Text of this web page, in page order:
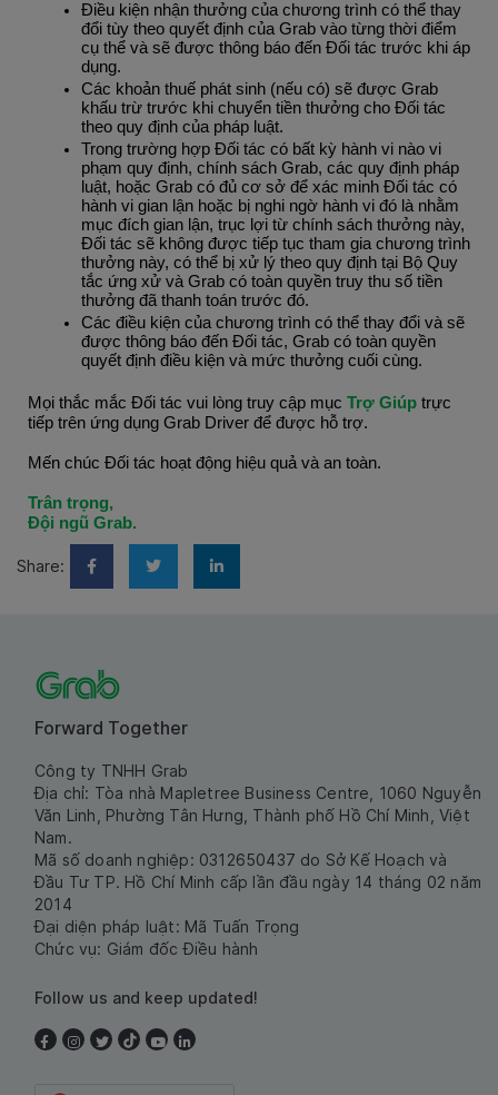
Điều kiện nhận thưởng của chương trình có thể thay
đổi tùy theo quyết định của Grab vào từng thời điểm
cụ thể và sẽ được thông báo đến Đối tác trước khi áp
dụng.
Các khoản thuế phát sinh (nếu có) sẽ được Grab
khấu trừ trước khi chuyển tiền thưởng cho Đối tác
theo quy định của pháp luật.
Trong trường hợp Đối tác có bất kỳ hành vi nào vi
phạm quy định, chính sách Grab, các quy định pháp
luật, hoặc Grab có đủ cơ sở để xác minh Đối tác có
hành vi gian lận hoặc bị nghi ngờ hành vi đó là nhằm
mục đích gian lận, trục lợi từ chính sách thưởng này,
Đối tác sẽ không được tiếp tục tham gia chương trình
thưởng này, có thể bị xử lý theo quy định tại Bộ Quy
tắc ứng xử và Grab có toàn quyền truy thu số tiền
thưởng đã thanh toán trước đó.
Các điều kiện của chương trình có thể thay đổi và sẽ
được thông báo đến Đối tác, Grab có toàn quyền
quyết định điều kiện và mức thưởng cuối cùng.
Mọi thắc mắc Đối tác vui lòng truy cập mục Trợ Giúp trực
tiếp trên ứng dụng Grab Driver để được hỗ trợ.
Mến chúc Đối tác hoạt động hiệu quả và an toàn.
Trân trọng,
Đội ngũ Grab.
Share:
Forward Together
Công ty TNHH Grab
Địa chỉ: Tòa nhà Mapletree Business Centre, 1060 Nguyễn
Văn Linh, Phường Tân Hưng, Thành phố Hồ Chí Minh, Việt
Nam.
Mã số doanh nghiệp: 0312650437 do Sở Kế Hoạch và
Đầu Tư TP. Hồ Chí Minh cấp lần đầu ngày 14 tháng 02 năm
2014
Đại diện pháp luật: Mã Tuấn Trọng
Chức vụ: Giám đốc Điều hành
Follow us and keep updated!